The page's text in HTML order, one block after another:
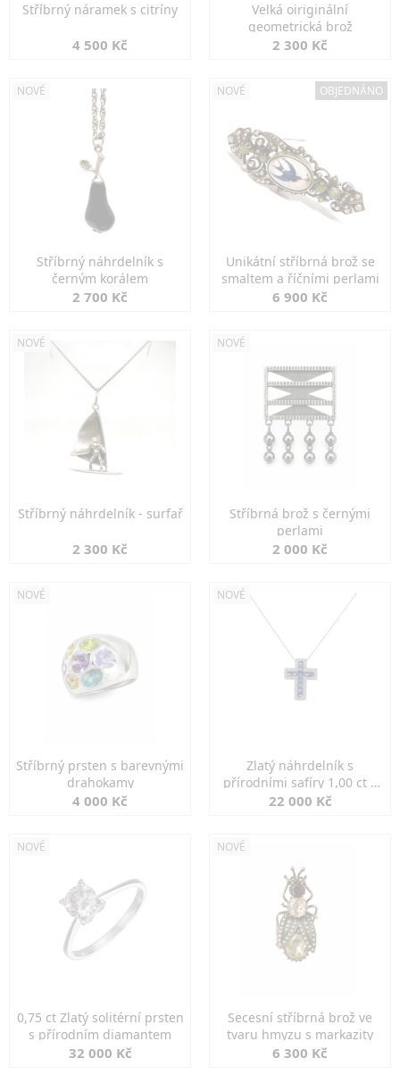
Stříbrný náramek s citríny
4 500 Kč
Velká oiriginální
geometrická brož
2 300 Kč
NOVÉ
Stříbrný náhrdelník s
černým korálem
2 700 Kč
NOVÉ OBJEDNÁNO
Unikátní stříbrná brož se
smaltem a říčními perlami
6 900 Kč
NOVÉ
Stříbrný náhrdelník - surfař
2 300 Kč
NOVÉ
Stříbrná brož s černými
perlami
2 000 Kč
NOVÉ
Stříbrný prsten s barevnými
drahokamy
4 000 Kč
NOVÉ
Zlatý náhrdelník s
přírodními safíry 1,00 ct a
diamanty
22 000 Kč
NOVÉ
0,75 ct Zlatý solitérní prsten
s přírodním diamantem
32 000 Kč
NOVÉ
Secesní stříbrná brož ve
tvaru hmyzu s markazity
6 300 Kč